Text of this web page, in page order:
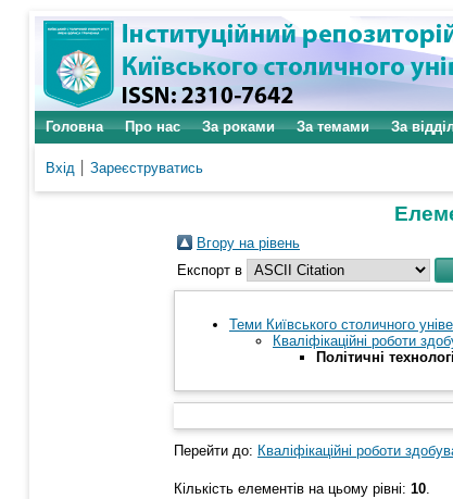
Головна Про нас За роками За темами За
Вхід Зареєструватись
Вгору на рівень
Експорт в
Теми Київського столичного
Кваліфікаційні роботи
Політичні
Перейти до: Кваліфікаційні роботи
Кількість елементів на цьому рівні: 10